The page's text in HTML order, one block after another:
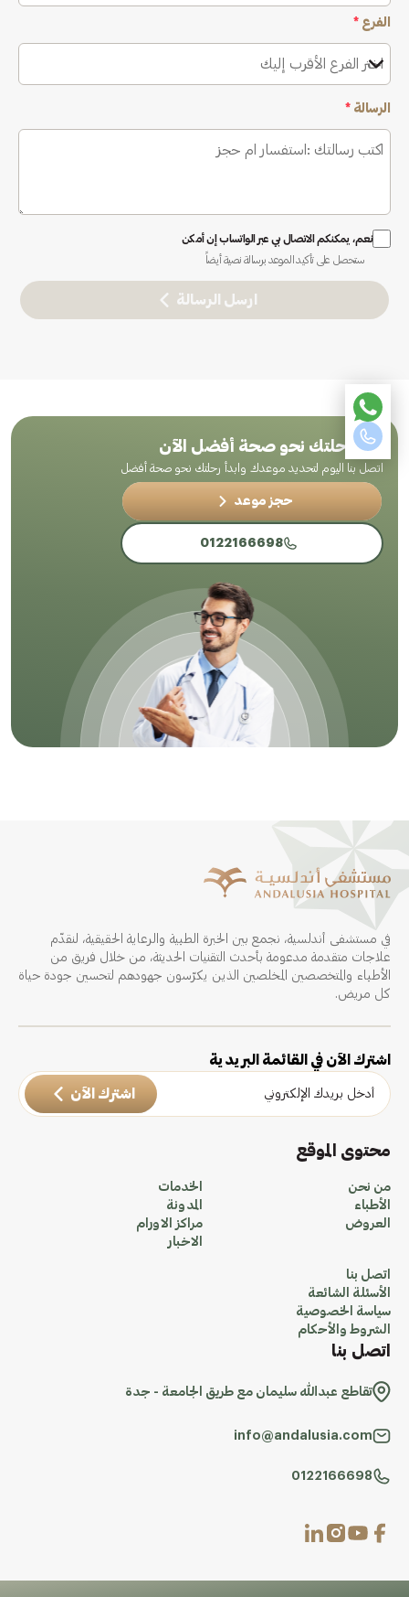
الفرع *
اختر الفرع الأقرب إليك
الرسالة *
نعم، يمكنكم الاتصال بي عبر الواتساب إن أمكن
ستحصل على تأكيد الموعد برسالة نصية أيضاً
ارسل الرسالة
ابدأ رحلتك نحو صحة أفضل الآن
اتصل بنا اليوم لتحديد موعدك وابدأ رحلتك نحو صحة أفضل
حجز موعد
0122166698
في مستشفى أندلسية، نجمع بين الخبرة الطبية والرعاية الحقيقية، لنقدّم
علاجات متقدمة مدعومة بأحدث التقنيات الحديثة، من خلال فريق من
الأطباء والمتخصصين المخلصين الذين يكرّسون جهودهم لتحسين جودة حياة
كل مريض.
اشترك الآن في القائمة البريدية
اشترك الآن
محتوى الموقع
من نحن
الأطباء
العروض
الخدمات
المدونة
مراكز الاورام
الاخبار
اتصل بنا
الأسئلة الشائعة
سياسة الخصوصية
الشروط والأحكام
اتصل بنا
تقاطع عبدالله سليمان مع طريق الجامعة - جدة
info@andalusia.com
0122166698